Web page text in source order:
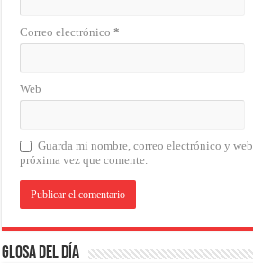
Correo electrónico*
Web
Guarda mi nombre, correo electrónico y
próxima vez que comente.
Glosa del Día